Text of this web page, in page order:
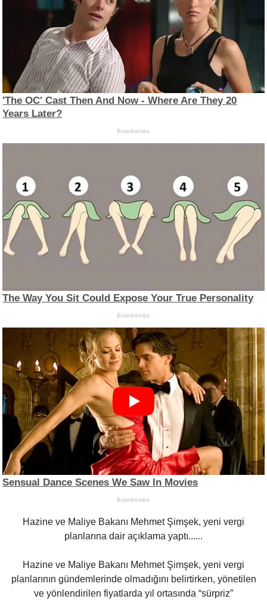
Hazine ve Maliye Bakanı Mehmet Şimşek, yeni vergi
planlarına dair açıklama yaptı......
Hazine ve Maliye Bakanı Mehmet Şimşek, yeni vergi
planlarının gündemlerinde olmadığını belirtirken, yönetilen
ve yönlendirilen fiyatlarda yıl ortasında “sürpriz”